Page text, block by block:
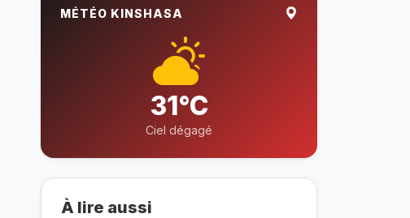
MÉTÉO KINSHASA
31°C
Ciel dégagé
À lire aussi